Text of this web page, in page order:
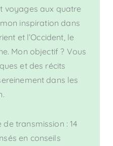
voyages aux quatre
inspiration dans
et l’Occident, le
Mon objectif ? Vous
et des récits
dans les
transmission : 14
en conseils